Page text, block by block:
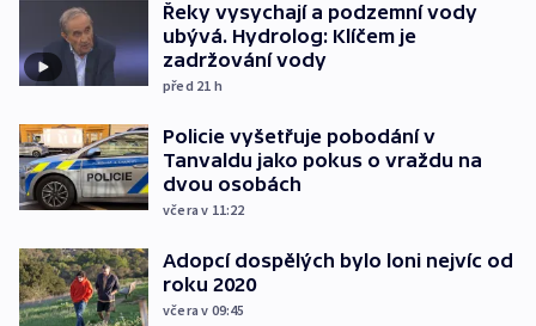
Řeky vysychají a podzemní vody
ubývá. Hydrolog: Klíčem je
zadržování vody
před 21 h
Policie vyšetřuje pobodání v
Tanvaldu jako pokus o vraždu na
dvou osobách
včera v 11:22
Adopcí dospělých bylo loni nejvíc od
roku 2020
včera v 09:45